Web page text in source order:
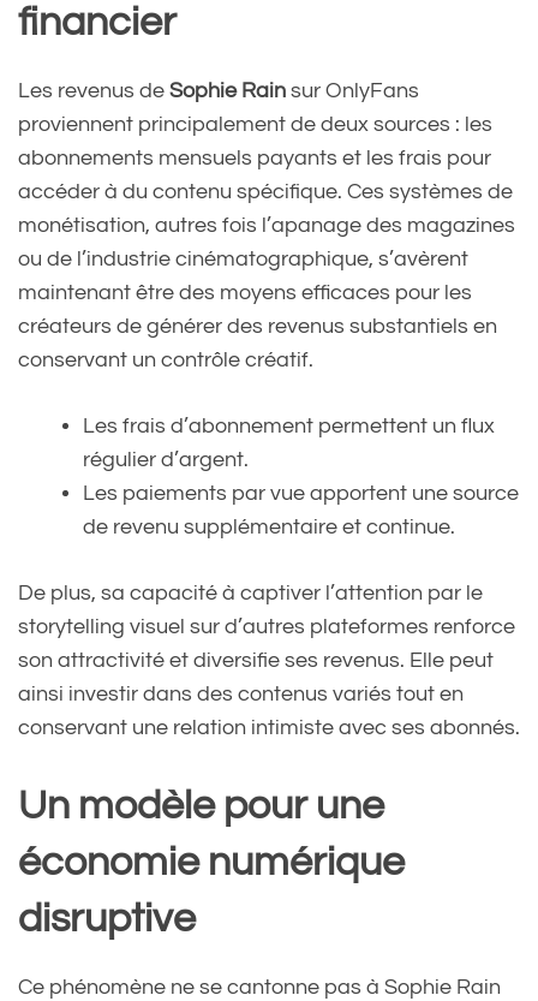
November 29, 2024
financier
Les revenus de Sophie Rain sur OnlyFans
proviennent principalement de deux sources : les
abonnements mensuels payants et les frais pour
accéder à du contenu spécifique. Ces systèmes de
monétisation, autres fois l’apanage des magazines
ou de l’industrie cinématographique, s’avèrent
maintenant être des moyens efficaces pour les
créateurs de générer des revenus substantiels en
conservant un contrôle créatif.
Les frais d’abonnement permettent un flux
régulier d’argent.
Les paiements par vue apportent une source
de revenu supplémentaire et continue.
De plus, sa capacité à captiver l’attention par le
storytelling visuel sur d’autres plateformes renforce
son attractivité et diversifie ses revenus. Elle peut
ainsi investir dans des contenus variés tout en
conservant une relation intimiste avec ses abonnés.
Un modèle pour une
économie numérique
disruptive
Ce phénomène ne se cantonne pas à Sophie Rain